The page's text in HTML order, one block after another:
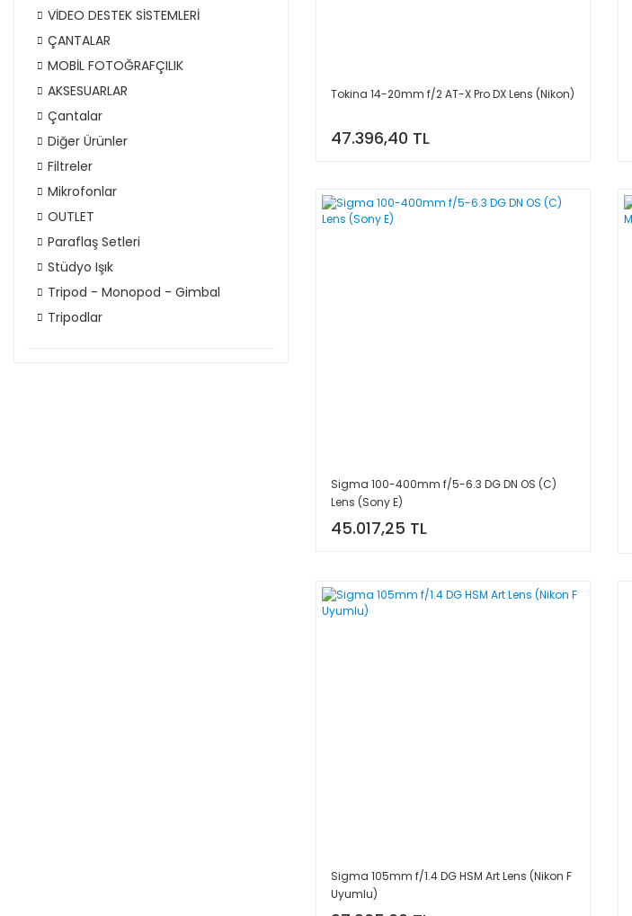
VİDEO DESTEK SİSTEMLERİ
ÇANTALAR
MOBİL FOTOĞRAFÇILIK
AKSESUARLAR
Çantalar
Diğer Ürünler
Filtreler
Mikrofonlar
OUTLET
Paraflaş Setleri
Stüdyo Işık
Tripod - Monopod - Gimbal
Tripodlar
Tokina 14-20mm f/2 AT-X Pro DX Lens (Nikon)
47.396,40 TL
Sigma 100-400mm f/5-6.3 DG DN OS (C)
Lens (Sony E)
45.017,25 TL
Sigma 105mm f/1.4 DG HSM Art Lens (Nikon F
Uyumlu)